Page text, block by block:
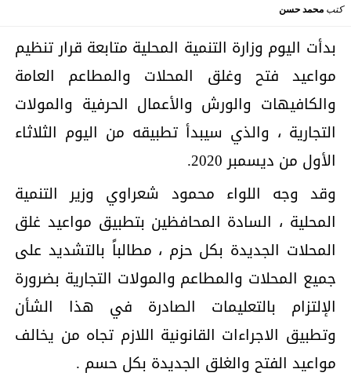
كتب محمد حسن
بدأت اليوم وزارة التنمية المحلية متابعة قرار تنظيم
مواعيد فتح وغلق المحلات والمطاعم العامة
والكافيهات والورش والأعمال الحرفية والمولات
التجارية ، والذي سيبدأ تطبيقه من اليوم الثلاثاء
الأول من ديسمبر 2020.
وقد وجه اللواء محمود شعراوي وزير التنمية
المحلية ، السادة المحافظين بتطبيق مواعيد غلق
المحلات الجديدة بكل حزم ، مطالباً بالتشديد على
جميع المحلات والمطاعم والمولات التجارية بضرورة
الإلتزام بالتعليمات الصادرة في هذا الشأن
وتطبيق الاجراءات القانونية اللازم تجاه من يخالف
مواعيد الفتح والغلق الجديدة بكل حسم .